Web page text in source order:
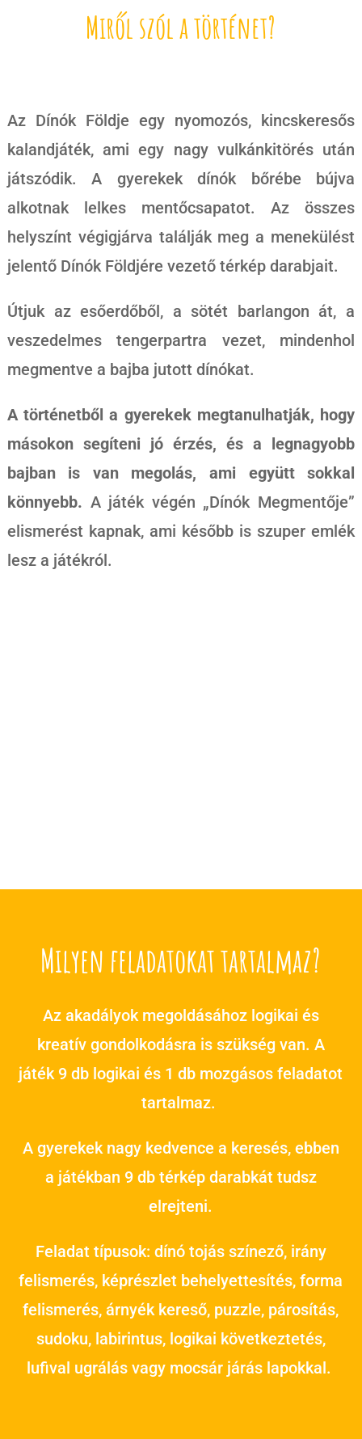
Miről szól a történet?
Az Dínók Földje egy nyomozós, kincskeresős
kalandjáték, ami egy nagy vulkánkitörés után
játszódik. A gyerekek dínók bőrébe bújva
alkotnak lelkes mentőcsapatot. Az összes
helyszínt végigjárva találják meg a menekülést
jelentő Dínók Földjére vezető térkép darabjait.
Útjuk az esőerdőből, a sötét barlangon át, a
veszedelmes tengerpartra vezet, mindenhol
megmentve a bajba jutott dínókat.
A történetből a gyerekek megtanulhatják, hogy
másokon segíteni jó érzés, és a legnagyobb
bajban is van megolás, ami együtt sokkal
könnyebb. A játék végén „Dínók Megmentője”
elismerést kapnak, ami később is szuper emlék
lesz a játékról.
Milyen feladatokat tartalmaz?
Az akadályok megoldásához logikai és
kreatív gondolkodásra is szükség van. A
játék 9 db logikai és 1 db mozgásos feladatot
tartalmaz.
A gyerekek nagy kedvence a keresés, ebben
a játékban 9 db térkép darabkát tudsz
elrejteni.
Feladat típusok: dínó tojás színező, irány
felismerés, képrészlet behelyettesítés, forma
felismerés, árnyék kereső, puzzle, párosítás,
sudoku, labirintus, logikai következtetés,
lufival ugrálás vagy mocsár járás lapokkal.